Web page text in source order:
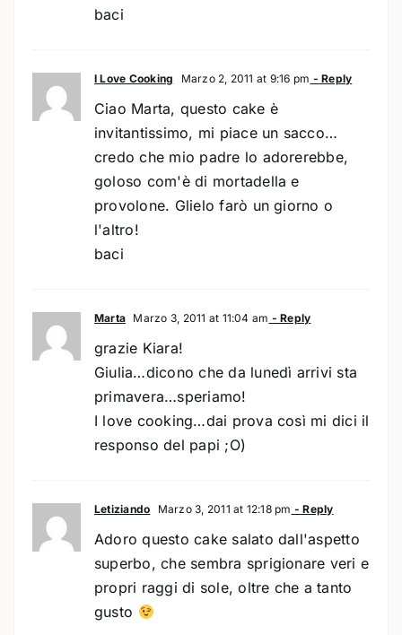
baci
I Love Cooking Marzo 2, 2011 at 9:16 pm - Reply
Ciao Marta, questo cake è
invitantissimo, mi piace un sacco…
credo che mio padre lo adorerebbe,
goloso com'è di mortadella e
provolone. Glielo farò un giorno o
l'altro!
baci
Marta Marzo 3, 2011 at 11:04 am - Reply
grazie Kiara!
Giulia…dicono che da lunedì arrivi sta
primavera…speriamo!
I love cooking…dai prova così mi dici il
responso del papi ;O)
Letiziando Marzo 3, 2011 at 12:18 pm - Reply
Adoro questo cake salato dall'aspetto
superbo, che sembra sprigionare veri e
propri raggi di sole, oltre che a tanto
gusto